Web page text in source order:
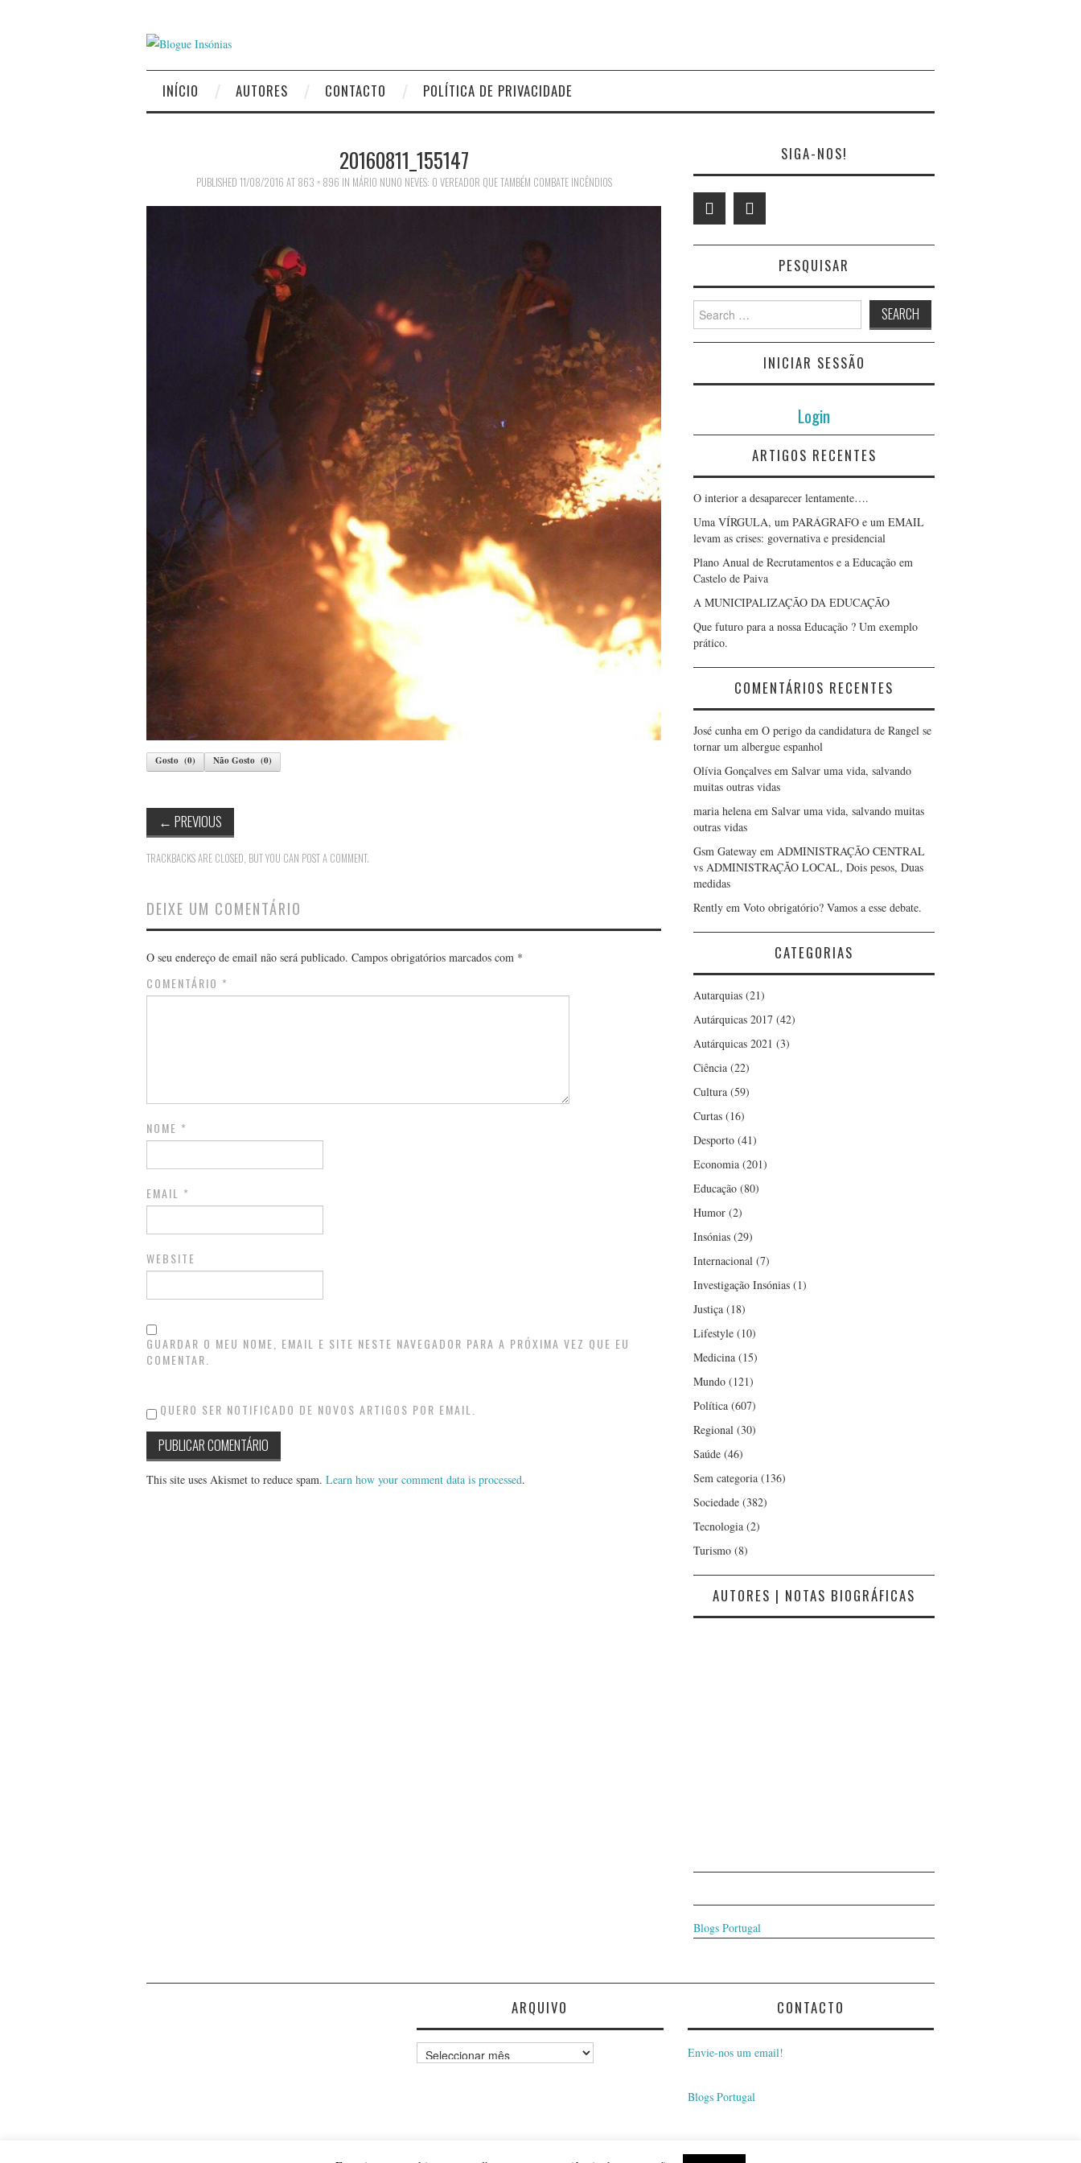
INÍCIO AUTORES CONTACTO POLÍTICA DE PRIVACIDADE
20160811_155147
PUBLISHED 11/08/2016 AT 863 × 896 IN MÁRIO NUNO NEVES: O VEREADOR QUE TAMBÉM COMBATE INCÊNDIOS
Gosto (0) Não Gosto (0)
← PREVIOUS
TRACKBACKS ARE CLOSED, BUT YOU CAN POST A COMMENT.
DEIXE UM COMENTÁRIO
O seu endereço de email não será publicado. Campos obrigatórios marcados com *
COMENTÁRIO *
NOME *
EMAIL *
WEBSITE
GUARDAR O MEU NOME, EMAIL E SITE NESTE NAVEGADOR PARA A PRÓXIMA VEZ QUE EU
COMENTAR.
QUERO SER NOTIFICADO DE NOVOS ARTIGOS POR EMAIL.
This site uses Akismet to reduce spam. Learn how your comment data is processed.
SIGA-NOS!
PESQUISAR
Search
for:
INICIAR SESSÃO
Login
ARTIGOS RECENTES
O interior a desaparecer lentamente….
Uma VÍRGULA, um PARÁGRAFO e um EMAIL
levam as crises: governativa e presidencial
Plano Anual de Recrutamentos e a Educação em
Castelo de Paiva
A MUNICIPALIZAÇÃO DA EDUCAÇÃO
Que futuro para a nossa Educação ? Um exemplo
prático.
COMENTÁRIOS RECENTES
José cunha em O perigo da candidatura de Rangel se
tornar um albergue espanhol
Olívia Gonçalves em Salvar uma vida, salvando
muitas outras vidas
maria helena em Salvar uma vida, salvando muitas
outras vidas
Gsm Gateway em ADMINISTRAÇÃO CENTRAL
vs ADMINISTRAÇÃO LOCAL, Dois pesos, Duas
medidas
Rently em Voto obrigatório? Vamos a esse debate.
CATEGORIAS
Autarquias (21)
Autárquicas 2017 (42)
Autárquicas 2021 (3)
Ciência (22)
Cultura (59)
Curtas (16)
Desporto (41)
Economia (201)
Educação (80)
Humor (2)
Insónias (29)
Internacional (7)
Investigação Insónias (1)
Justiça (18)
Lifestyle (10)
Medicina (15)
Mundo (121)
Política (607)
Regional (30)
Saúde (46)
Sem categoria (136)
Sociedade (382)
Tecnologia (2)
Turismo (8)
AUTORES | NOTAS BIOGRÁFICAS
Blogs Portugal
ARQUIVO
Arquivo
CONTACTO
Envie-nos um email!
Blogs Portugal